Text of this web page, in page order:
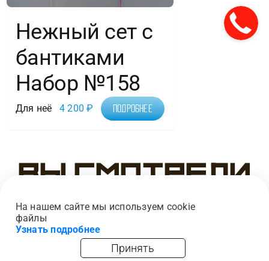
Нежный сет с
бантиками
Набор №158
Для неё 4 200₽ Подробнее
Вы смотрели
На нашем сайте мы используем cookie
файлы
Узнать подробнее
Принять